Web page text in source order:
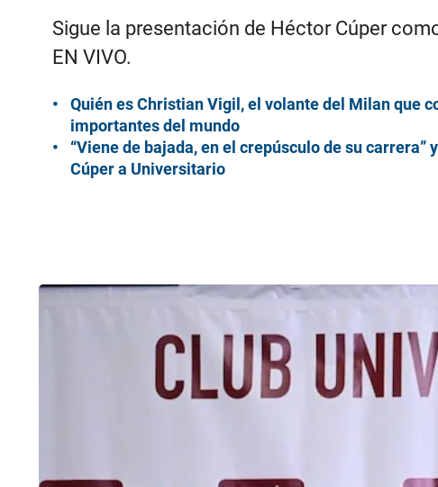
Sigue la presentación de Héctor Cúper
EN VIVO.
Quién es Christian Vigil, el volante del Milan que
importantes del mundo
“Viene de bajada, en el crepúsculo de su
Cúper a Universitario